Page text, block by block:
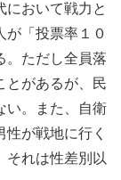
おいて戦力と
が「投票率１０
。ただし全員落
とがあるが、民
い。また、自衛
が戦地に行く
それは性差別以